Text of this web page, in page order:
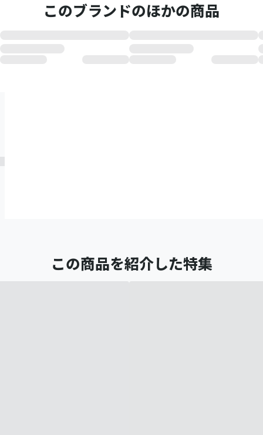
このブランドのほかの商品
この商品を紹介した特集